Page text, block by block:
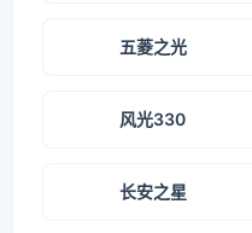
五菱之光
风光330
长安之星